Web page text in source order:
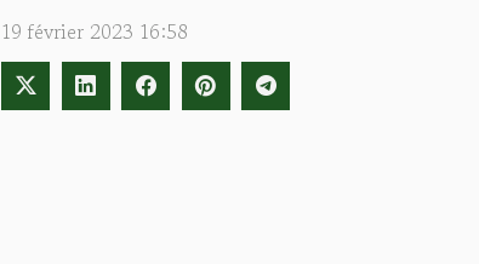
19 février 2023 16:58